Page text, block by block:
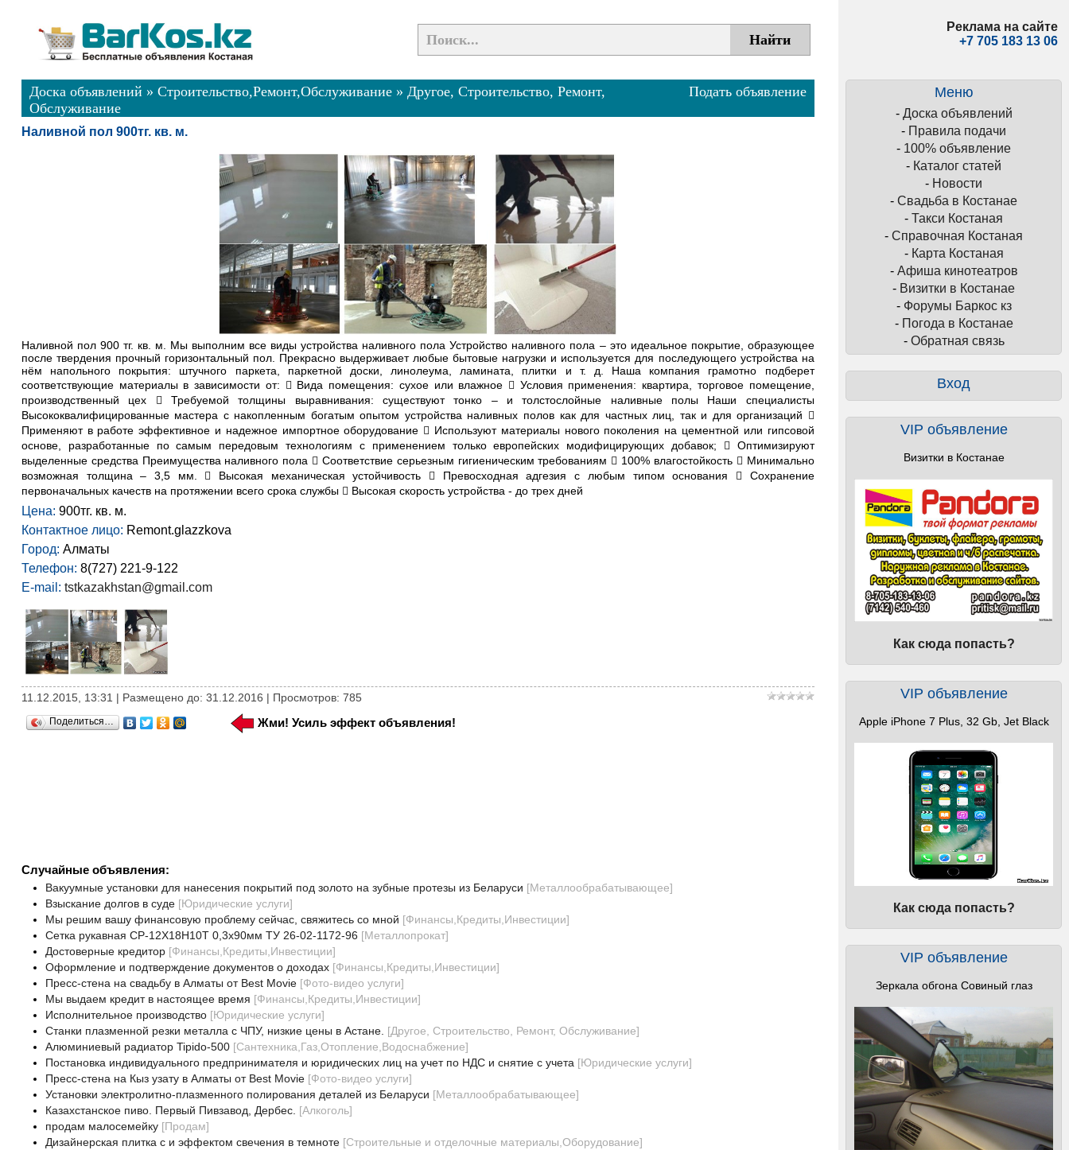
Реклама на сайте
+7 705 183 13 06
Меню
- Доска объявлений
- Правила подачи
- 100% объявление
- Каталог статей
- Новости
- Свадьба в Костанае
- Такси Костаная
- Справочная Костаная
- Карта Костаная
- Афиша кинотеатров
- Визитки в Костанае
- Форумы Баркос кз
- Погода в Костанае
- Обратная связь
Вход
VIP объявление
Визитки в Костанае
Как сюда попасть?
VIP объявление
Apple iPhone 7 Plus, 32 Gb, Jet Black
Как сюда попасть?
VIP объявление
Зеркала обгона Совиный глаз
Подать объявление
Доска объявлений » Строительство,Ремонт,Обслуживание» Другое, Строительство, Ремонт,
Обслуживание
Наливной пол 900тг. кв. м.
Наливной пол 900 тг. кв. м. Мы выполним все виды устройства наливного пола Устройство наливного пола – это идеальное покрытие, образующее
после твердения прочный горизонтальный пол. Прекрасно выдерживает любые бытовые нагрузки и используется для последующего устройства на
нём напольного покрытия: штучного паркета, паркетной доски, линолеума, ламината, плитки и т. д. Наша компания грамотно подберет
соответствующие материалы в зависимости от:  Вида помещения: сухое или влажное  Условия применения: квартира, торговое помещение,
производственный цех  Требуемой толщины выравнивания: существуют тонко – и толстослойные наливные полы Наши специалисты
Высококвалифицированные мастера с накопленным богатым опытом устройства наливных полов как для частных лиц, так и для организаций 
Применяют в работе эффективное и надежное импортное оборудование  Используют материалы нового поколения на цементной или гипсовой
основе, разработанные по самым передовым технологиям с применением только европейских модифицирующих добавок;  Оптимизируют
выделенные средства Преимущества наливного пола  Соответствие серьезным гигиеническим требованиям  100% влагостойкость  Минимально
возможная толщина – 3,5 мм.  Высокая механическая устойчивость  Превосходная адгезия с любым типом основания  Сохранение
первоначальных качеств на протяжении всего срока службы  Высокая скорость устройства - до трех дней
Цена: 900тг. кв. м.
Контактное лицо: Remont.glazzkova
Город: Алматы
Телефон: 8(727) 221-9-122
E-mail: tstkazakhstan@gmail.com
11.12.2015, 13:31 | Размещено до: 31.12.2016 | Просмотров: 785
Поделиться… Жми! Усиль эффект объявления!
Случайные объявления:
Вакуумные установки для нанесения покрытий под золото на зубные протезы из Беларуси [Металлообрабатывающее]
Взыскание долгов в суде [Юридические услуги]
Мы решим вашу финансовую проблему сейчас, свяжитесь со мной [Финансы,Кредиты,Инвестиции]
Сетка рукавная СР-12Х18Н10Т 0,3х90мм ТУ 26-02-1172-96 [Металлопрокат]
Достоверные кредитор [Финансы,Кредиты,Инвестиции]
Оформление и подтверждение документов о доходах [Финансы,Кредиты,Инвестиции]
Пресс-стена на свадьбу в Алматы от Best Movie [Фото-видео услуги]
Мы выдаем кредит в настоящее время [Финансы,Кредиты,Инвестиции]
Исполнительное производство [Юридические услуги]
Станки плазменной резки металла с ЧПУ, низкие цены в Астане. [Другое, Строительство, Ремонт, Обслуживание]
Алюминиевый радиатор Tipido-500 [Сантехника,Газ,Отопление,Водоснабжение]
Постановка индивидуального предпринимателя и юридических лиц на учет по НДС и снятие с учета [Юридические услуги]
Пресс-стена на Кыз узату в Алматы от Best Movie [Фото-видео услуги]
Установки электролитно-плазменного полирования деталей из Беларуси [Металлообрабатывающее]
Казахстанское пиво. Первый Пивзавод, Дербес. [Алкоголь]
продам малосемейку [Продам]
Дизайнерская плитка с и эффектом свечения в темноте [Строительные и отделочные материалы,Оборудование]